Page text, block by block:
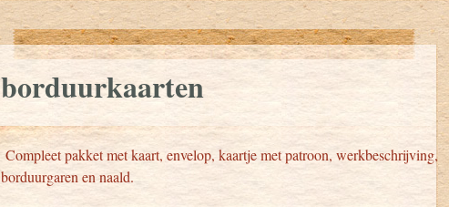
borduurkaarten
Compleet pakket met kaart, envelop, kaartje met patroon, werkbeschrijving,
borduurgaren en naald.